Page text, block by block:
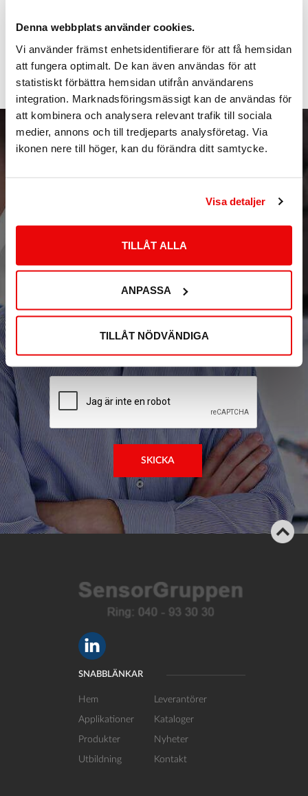
Denna webbplats använder cookies.
Vi använder främst enhetsidentifierare för att få hemsidan
att fungera optimalt. De kan även användas för att
statistiskt förbättra hemsidan utifrån användarens
integration. Marknadsföringsmässigt kan de användas för
att kombinera och analysera relevant trafik till sociala
medier, annons och till tredjeparts analysföretag. Via
ikonen nere till höger, kan du förändra ditt samtycke.
Visa detaljer
TILLÅT ALLA
ANPASSA
TILLÅT NÖDVÄNDIGA
FLÖDESVAKT FLYTANDE
PRENUMERERA PÅ VÅRT
NYHETSBREV
Jag godkänner härmed Sensorgruppen
personuppgiftspolicy
SNABBLÄNKAR
Hem Leverantörer
Applikationer Kataloger
Produkter Nyheter
Utbildning Kontakt